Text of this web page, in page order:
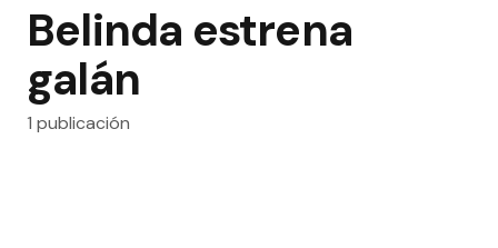
Belinda estrena
galán
1 publicación